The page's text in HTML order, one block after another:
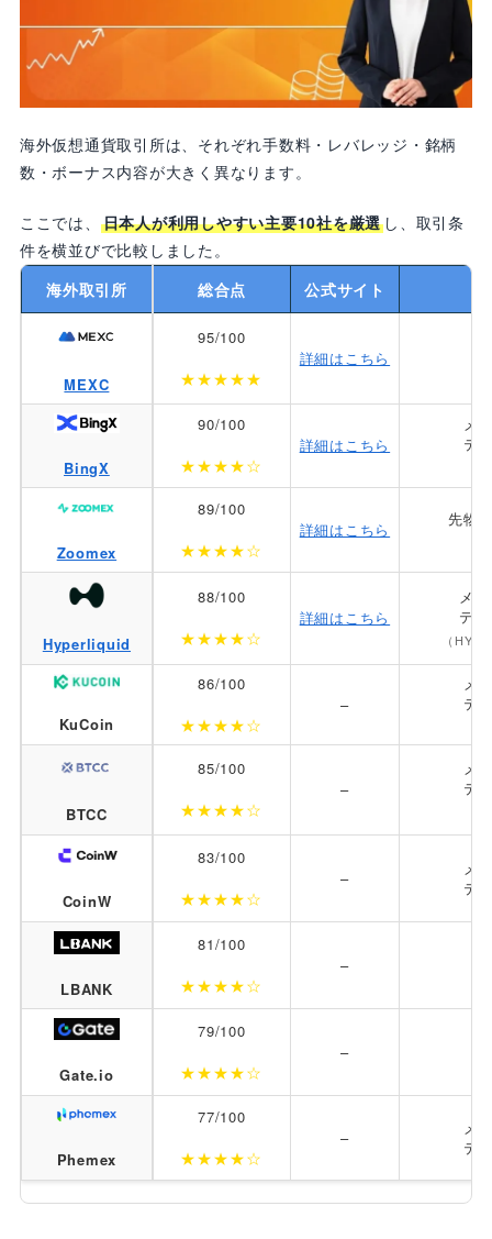
海外仮想通貨取引所は、それぞれ手数料・レバレッジ・銘柄
数・ボーナス内容が大きく異なります。
ここでは、 日本人が利用しやすい主要10社を厳選 し、取引条
件を横並びで比較しました。
海外取引所
総合点 公式サイト
MEXC
95/100
★★★★★
詳細はこちら
BingX
90/100
★★★★☆
詳細はこちら
メ
テ
Zoomex
89/100
★★★★☆
詳細はこちら
先物
Hyperliquid
88/100
★★★★☆
詳細はこちら
メ
テ
（
KuCoin
86/100
★★★★☆
–
メ
テ
BTCC
85/100
★★★★☆
–
メ
テ
CoinW
83/100
★★★★☆
–
メ
テ
LBANK
81/100
★★★★☆
–
Gate.io
79/100
★★★★☆
–
Phemex
77/100
★★★★☆
–
メ
テ